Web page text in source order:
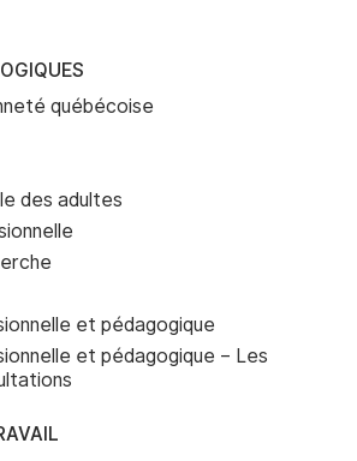
québécoise
des adultes
et pédagogique
et pédagogique – Les